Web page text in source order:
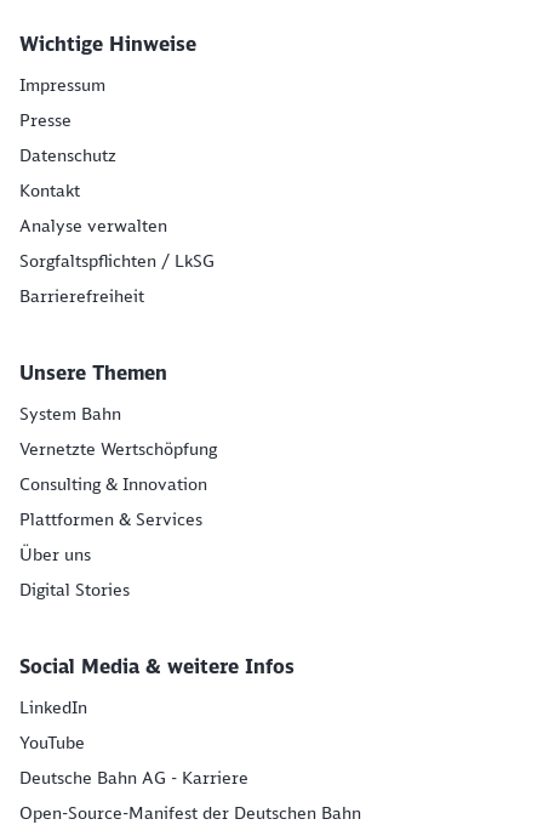
Wichtige Hinweise
Impressum
Presse
Datenschutz
Kontakt
Analyse verwalten
Sorgfaltspflichten / LkSG
Barrierefreiheit
Unsere Themen
System Bahn
Vernetzte Wertschöpfung
Consulting & Innovation
Plattformen & Services
Über uns
Digital Stories
Social Media & weitere Infos
LinkedIn
YouTube
Deutsche Bahn AG - Karriere
Open-Source-Manifest der Deutschen Bahn